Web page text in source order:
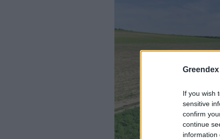
Greendex
If you wish
sensitive
confirm
continue
information